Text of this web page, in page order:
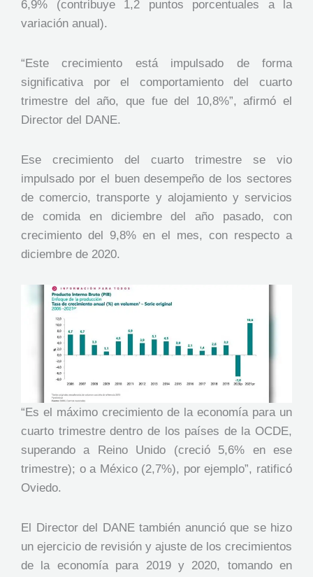
6,9% (contribuye 1,2 puntos porcentuales a la
variación anual).
“Este crecimiento está impulsado de forma
significativa por el comportamiento del cuarto
trimestre del año, que fue del 10,8%”, afirmó el
Director del DANE.
Ese crecimiento del cuarto trimestre se vio
impulsado por el buen desempeño de los sectores
de comercio, transporte y alojamiento y servicios
de comida en diciembre del año pasado, con
crecimiento del 9,8% en el mes, con respecto a
diciembre de 2020.
“Es el máximo crecimiento de la economía para un
cuarto trimestre dentro de los países de la OCDE,
superando a Reino Unido (creció 5,6% en ese
trimestre); o a México (2,7%), por ejemplo”, ratificó
Oviedo.
El Director del DANE también anunció que se hizo
un ejercicio de revisión y ajuste de los crecimientos
de la economía para 2019 y 2020, tomando en